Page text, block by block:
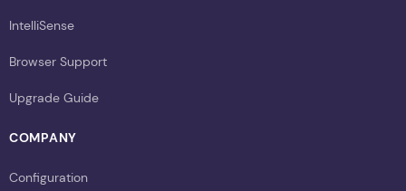
IntelliSense
Browser Support
Upgrade Guide
COMPANY
Configuration